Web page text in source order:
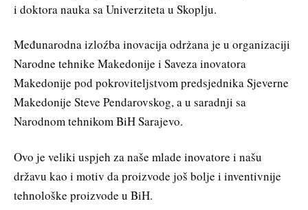
i doktora nauka sa Univerziteta u Skoplju.
Međunarodna izloźba inovacija odrżana je u organizaciji
Narodne tehnike Makedonije i Saveza inovatora
Makedonije pod pokroviteljstvom predsjednika Sjeverne
Makedonije Steve Pendarovskog, a u saradnji sa
Narodnom tehnikom BiH Sarajevo.
Ovo je veliki uspjeh za naše mlade inovatore i našu
državu kao i motiv da proizvode još bolje i inventivnije
tehnološke proizvode u BiH.